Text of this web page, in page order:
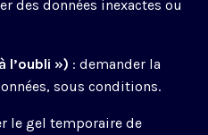
des données inexactes ou
l’oubli ») : demander la
sous conditions.
le gel temporaire de